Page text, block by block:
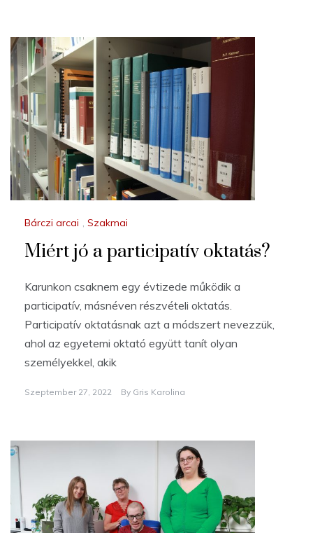
Bárczi arcai , Szakmai
Miért jó a participatív oktatás?
Karunkon csaknem egy évtizede működik a
participatív, másnéven részvételi oktatás.
Participatív oktatásnak azt a módszert nevezzük,
ahol az egyetemi oktató együtt tanít olyan
személyekkel, akik
Szeptember 27, 2022 By Gris Karolina